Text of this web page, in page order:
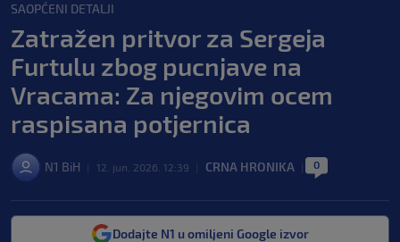
SAOPĆENI DETALJI
Zatražen pritvor za Sergeja
Furtulu zbog pucnjave na
Vracama: Za njegovim ocem
raspisana potjernica
N1 BiH 12. jun. 2026. 12:39 CRNA HRONIKA 0
Dodajte N1 u omiljeni Google izvor